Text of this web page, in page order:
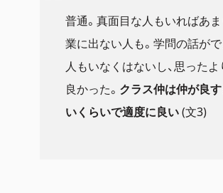
普通。真面目な人もいればあ
業に出ない人も。学問の話が
人もいなくはないし、思ったよ
良かった。 クラス仲は仲が良
いくらいで適度に良い(文3)